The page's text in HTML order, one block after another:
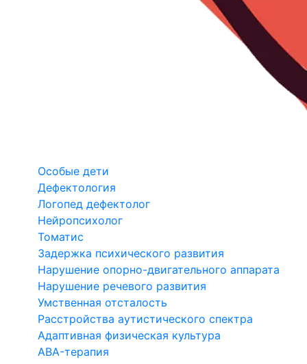
Особые дети
Дефектология
Логопед дефектолог
Нейропсихолог
Томатис
Задержка психического развития
Нарушение опорно-двигательного аппарата
Нарушение речевого развития
Умственная отсталость
Расстройства аутистического спектра
Адаптивная физическая культура
ABA-терапия